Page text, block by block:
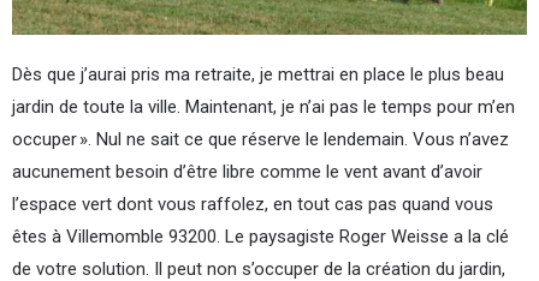
Dès que j’aurai pris ma retraite, je mettrai en place le plus beau
jardin de toute la ville. Maintenant, je n’ai pas le temps pour m’en
occuper ». Nul ne sait ce que réserve le lendemain. Vous n’avez
aucunement besoin d’être libre comme le vent avant d’avoir
l’espace vert dont vous raffolez, en tout cas pas quand vous
êtes à Villemomble 93200. Le paysagiste Roger Weisse a la clé
de votre solution. Il peut non s’occuper de la création du jardin,